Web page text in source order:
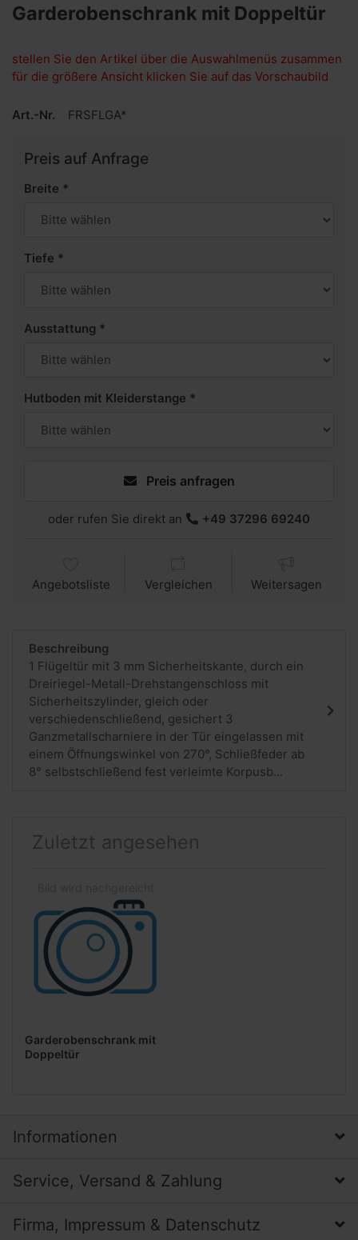
Garderobenschrank mit Doppeltür
stellen Sie den Artikel über die Auswahlmenüs zusammen
für die größere Ansicht klicken Sie auf das Vorschaubild
Art.-Nr. FRSFLGA*
Preis auf Anfrage
Breite
Tiefe
Ausstattung
Hutboden mit Kleiderstange
Preis anfragen
oder rufen Sie direkt an +49 37296 69240
Angebotsliste Vergleichen Weitersagen
Beschreibung
1 Flügeltür mit 3 mm Sicherheitskante, durch ein
Dreiriegel-Metall-Drehstangenschloss mit
Sicherheitszylinder, gleich oder
verschiedenschließend, gesichert 3
Ganzmetallscharniere in der Tür eingelassen mit
einem Öffnungswinkel von 270°, Schließfeder ab
8° selbstschließend fest verleimte Korpusb...
Zuletzt angesehen
Garderobenschrank mit
Doppeltür
Informationen
Service, Versand & Zahlung
Firma, Impressum & Datenschutz